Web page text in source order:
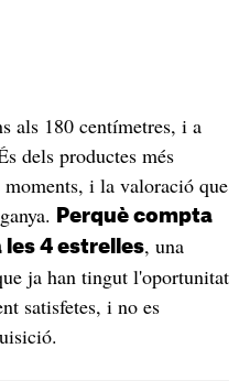
als 180 centímetres, i a
dels productes més
moments, i la valoració que
Perquè compta
4 estrelles, una
ja han tingut l'oportunitat
satisfetes, i no es